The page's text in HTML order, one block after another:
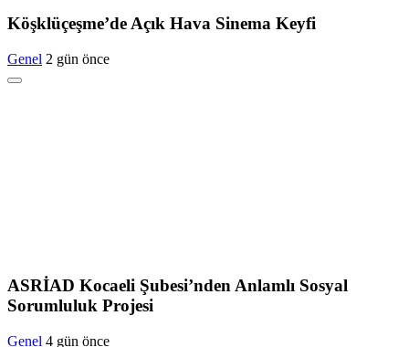
Köşklüçeşme’de Açık Hava Sinema Keyfi
Genel 2 gün önce
ASRİAD Kocaeli Şubesi’nden Anlamlı Sosyal
Sorumluluk Projesi
Genel 4 gün önce